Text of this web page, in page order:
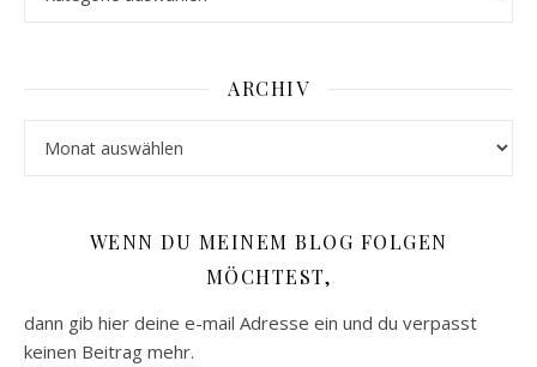
ARCHIV
WENN DU MEINEM BLOG FOLGEN
MÖCHTEST,
dann gib hier deine e-mail Adresse ein und du verpasst
keinen Beitrag mehr.